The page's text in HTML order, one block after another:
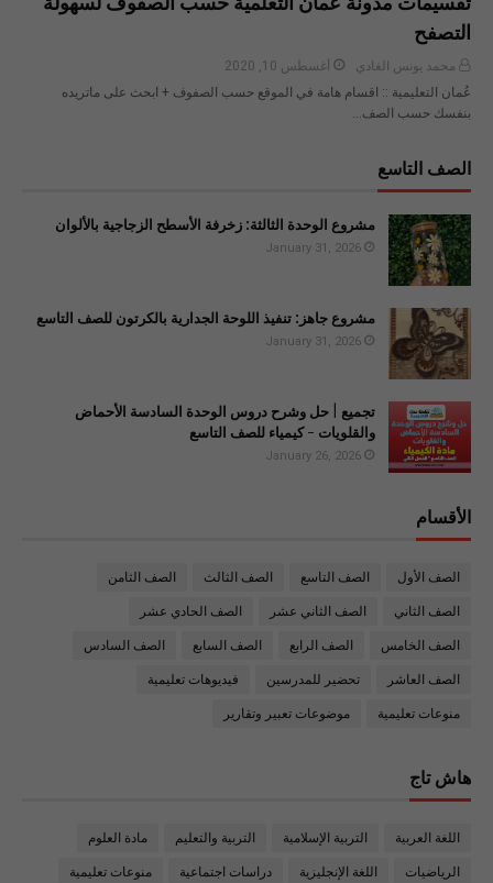
التصفح
محمد يونس الغادي
أغسطس 10, 2020
عُمان التعليمية :: اقسام هامة في الموقع حسب الصفوف + ابحث على ماتريده
بنفسك حسب الصف…
الصف التاسع
مشروع الوحدة الثالثة: زخرفة الأسطح الزجاجية بالألوان
January 31, 2026
مشروع جاهز: تنفيذ اللوحة الجدارية بالكرتون للصف التاسع
January 31, 2026
تجميع | حل وشرح دروس الوحدة السادسة الأحماض
والقلويات - كيمياء للصف التاسع
January 26, 2026
الأقسام
الصف الأول الصف التاسع الصف الثالث الصف الثامن
الصف الثاني الصف الثاني عشر الصف الحادي عشر
الصف الخامس الصف الرابع الصف السابع الصف السادس
الصف العاشر تحضير للمدرسين فيديوهات تعليمية
منوعات تعليمية موضوعات تعبير وتقارير
هاش تاج
اللغة العربية التربية الإسلامية التربية والتعليم مادة العلوم
الرياضيات اللغة الإنجليزية دراسات اجتماعية منوعات تعليمية